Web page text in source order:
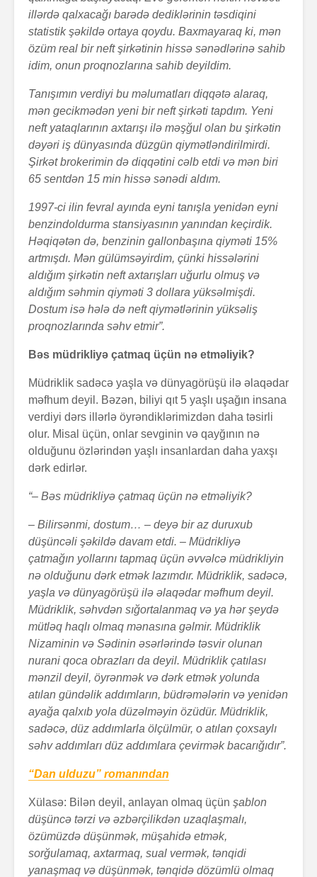
illərdə qalxacağı barədə dediklərinin təsdiqini
statistik şəkildə ortaya qoydu. Baxmayaraq ki, mən
özüm real bir neft şirkətinin hissə sənədlərinə sahib
idim, onun proqnozlarına sahib deyildim.
Tanışımın verdiyi bu məlumatları diqqətə alaraq,
mən gecikmədən yeni bir neft şirkəti tapdım. Yeni
neft yataqlarının axtarışı ilə məşğul olan bu şirkətin
dəyəri iş dünyasında düzgün qiymətləndirilmirdi.
Şirkət brokerimin də diqqətini cəlb etdi və mən biri
65 sentdən 15 min hissə sənədi aldım.
1997-ci ilin fevral ayında eyni tanışla yenidən eyni
benzindoldurma stansiyasının yanından keçirdik.
Həqiqətən də, benzinin gallonbaşına qiyməti 15%
artmışdı. Mən gülümsəyirdim, çünki hissələrini
aldığım şirkətin neft axtarışları uğurlu olmuş və
aldığım səhmin qiyməti 3 dollara yüksəlmişdi.
Dostum isə hələ də neft qiymətlərinin yüksəliş
proqnozlarında səhv etmir”.
Bəs müdrikliyə çatmaq üçün nə etməliyik?
Müdriklik sadəcə yaşla və dünyagörüşü ilə əlaqədar
məfhum deyil. Bəzən, biliyi qıt 5 yaşlı uşağın insana
verdiyi dərs illərlə öyrəndiklərimizdən daha təsirli
olur. Misal üçün, onlar sevginin və qayğının nə
olduğunu özlərindən yaşlı insanlardan daha yaxşı
dərk edirlər.
“– Bəs müdrikliyə çatmaq üçün nə etməliyik?
– Bilirsənmi, dostum… – deyə bir az duruxub
düşüncəli şəkildə davam etdi. – Müdrikliyə
çatmağın yollarını tapmaq üçün əvvəlcə müdrikliyin
nə olduğunu dərk etmək lazımdır. Müdriklik, sadəcə,
yaşla və dünyagörüşü ilə əlaqədar məfhum deyil.
Müdriklik, səhvdən sığortalanmaq və ya hər şeydə
mütləq haqlı olmaq mənasına gəlmir. Müdriklik
Nizaminin və Sədinin əsərlərində təsvir olunan
nurani qoca obrazları da deyil. Müdriklik çatılası
mənzil deyil, öyrənmək və dərk etmək yolunda
atılan gündəlik addımların, büdrəmələrin və yenidən
ayağa qalxıb yola düzəlməyin özüdür. Müdriklik,
sadəcə, düz addımlarla ölçülmür, o atılan çoxsaylı
səhv addımları düz addımlara çevirmək bacarığıdır”.
“Dan ulduzu” romanından
Xülasə: Bilən deyil, anlayan olmaq üçün şablon
düşüncə tərzi və əzbərçilikdən uzaqlaşmalı,
özümüzdə düşünmək, müşahidə etmək,
sorğulamaq, axtarmaq, sual vermək, tənqidi
yanaşmaq və düşünmək, tənqidə dözümlü olmaq